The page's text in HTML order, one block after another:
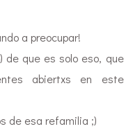
a preocupar!
de que es solo eso, que
abiertxs en este
de esa refamilia ;)